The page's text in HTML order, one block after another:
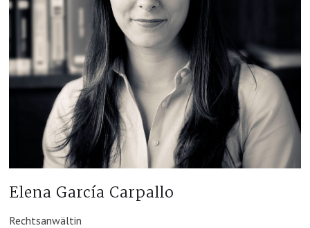
Elena García Carpallo
Rechtsanwältin